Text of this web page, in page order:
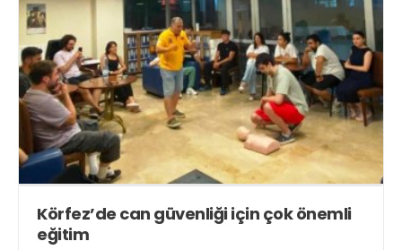
Körfez’de can güvenliği için çok önemli
eğitim